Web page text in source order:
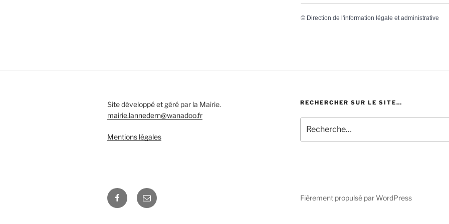
© Direction de l'information légale et administrative
Site développé et géré par la Mairie.
mairie.lannedern@wanadoo.fr
Mentions légales
RECHERCHER SUR LE SITE…
pour
:
Facebook
E-
mail
Fièrement propulsé par WordPress